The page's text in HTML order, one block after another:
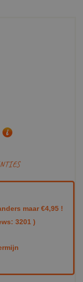
maar €4,95 !
3201 )